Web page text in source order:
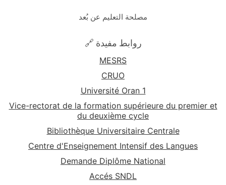
مصلحة التعليم عن بُعد
🔗 روابط مفيدة
MESRS
CRUO
Université Oran 1
Vice-rectorat de la formation supérieure du premier et
du deuxième cycle
Bibliothèque Universitaire Centrale
Centre d'Enseignement Intensif des Langues
Demande Diplôme National
Accés SNDL